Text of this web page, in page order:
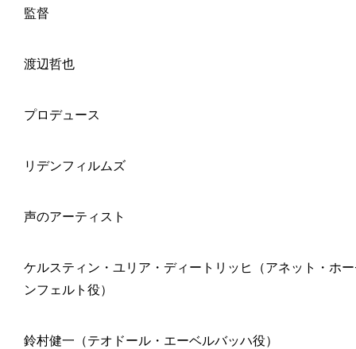
監督
渡辺哲也
プロデュース
リデンフィルムズ
声のアーティスト
ケルスティン・ユリア・ディートリッヒ（アネット・ホ
ンフェルト役）
鈴村健一（テオドール・エーベルバッハ役）